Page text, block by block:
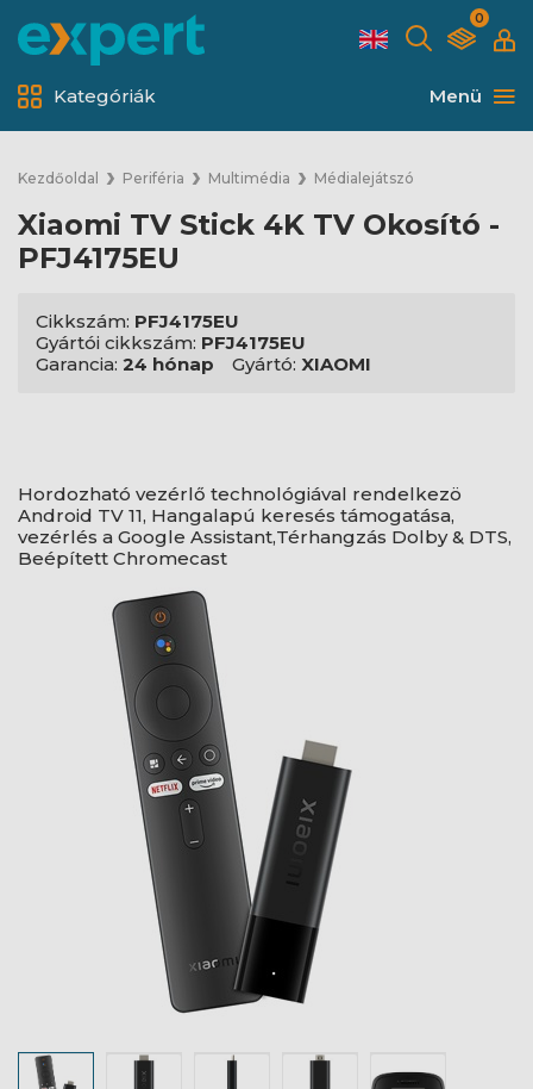
0
Menü
Kategóriák
Kezdőoldal Periféria Multimédia Médialejátszó
Xiaomi TV Stick 4K TV Okosító -
PFJ4175EU
Cikkszám: PFJ4175EU
Gyártói cikkszám: PFJ4175EU
Garancia: 24 hónap Gyártó: XIAOMI
Hordozható vezérlő technológiával rendelkezö
Android TV 11, Hangalapú keresés támogatása,
vezérlés a Google Assistant,Térhangzás Dolby & DTS,
Beépített Chromecast